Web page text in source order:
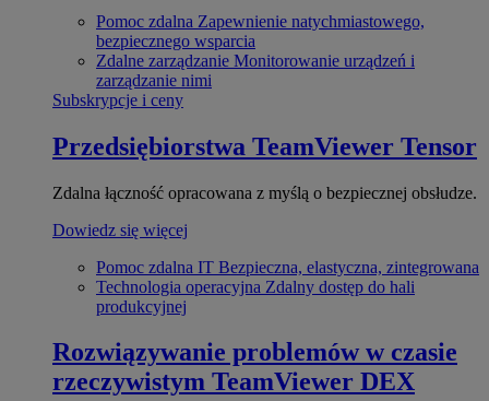
Pomoc zdalna Zapewnienie natychmiastowego,
bezpiecznego wsparcia
Zdalne zarządzanie Monitorowanie urządzeń i
zarządzanie nimi
Subskrypcje i ceny
Przedsiębiorstwa TeamViewer Tensor
Zdalna łączność opracowana z myślą o bezpiecznej obsłudze.
Dowiedz się więcej
Pomoc zdalna IT Bezpieczna, elastyczna, zintegrowana
Technologia operacyjna Zdalny dostęp do hali
produkcyjnej
Rozwiązywanie problemów w czasie
rzeczywistym TeamViewer DEX